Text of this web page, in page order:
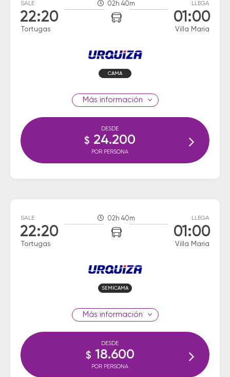
SALE
22:20
Tortugas
02h 40m LLEGA
01:00
Villa Maria
CAMA
información
DESDE
$ 24.200
POR PERSONA
SALE
22:20
Tortugas
02h 40m LLEGA
01:00
Villa Maria
SEMICAMA
información
DESDE
$ 18.600
POR PERSONA